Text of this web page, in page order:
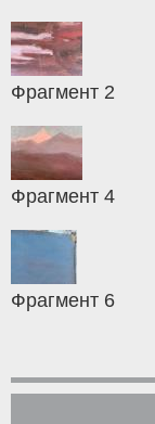
Фрагмент 2
Фрагмент 4
Фрагмент 6